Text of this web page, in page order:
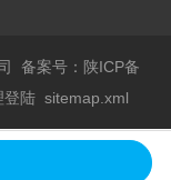
司备案号：陕ICP备
登陆 sitemap.xml